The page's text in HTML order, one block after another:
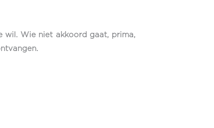
wil. Wie niet akkoord gaat, prima,